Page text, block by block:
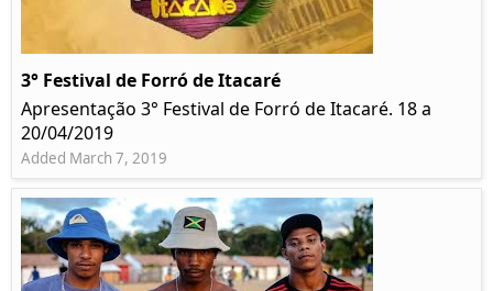
3° Festival de Forró de Itacaré
Apresentação 3° Festival de Forró de Itacaré. 18 a
20/04/2019
Added March 7, 2019